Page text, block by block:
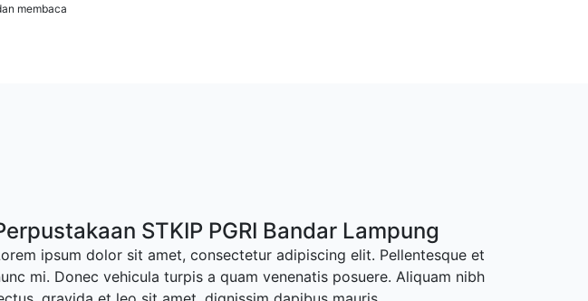
membaca
STKIP PGRI Bandar Lampung
ipsum dolor sit amet, consectetur adipiscing elit. Pellentesque et
mi. Donec vehicula turpis a quam venenatis posuere. Aliquam nibh